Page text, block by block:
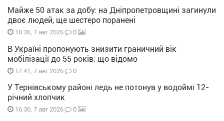
Майже 50 атак за добу: на Дніпропетровщині загинули
двоє людей, ще шестеро поранені
18:36, 7 авг 2026 0
В Україні пропонують знизити граничний вік
мобілізації до 55 років: що відомо
17:41, 7 авг 2026 0
У Тернівському районі ледь не потонув у водоймі 12-
річний хлопчик
16:30, 7 авг 2026 0